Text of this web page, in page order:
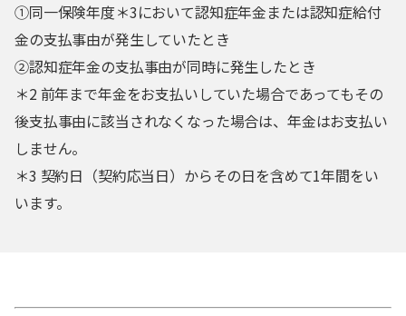
①同一保険年度＊3において認知症年金または認知症給付
金の支払事由が発生していたとき
②認知症年金の支払事由が同時に発生したとき
＊2 前年まで年金をお支払いしていた場合であってもその
後支払事由に該当されなくなった場合は、年金はお支払い
しません。
＊3 契約日（契約応当日）からその日を含めて1年間をい
います。